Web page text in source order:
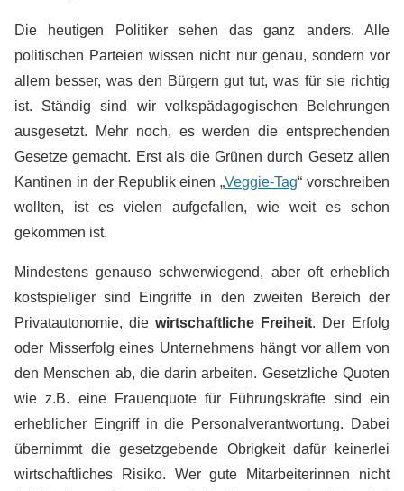
Die heutigen Politiker sehen das ganz anders. Alle
politischen Parteien wissen nicht nur genau, sondern vor
allem besser, was den Bürgern gut tut, was für sie richtig
ist. Ständig sind wir volkspädagogischen Belehrungen
ausgesetzt. Mehr noch, es werden die entsprechenden
Gesetze gemacht. Erst als die Grünen durch Gesetz allen
Kantinen in der Republik einen „Veggie-Tag“ vorschreiben
wollten, ist es vielen aufgefallen, wie weit es schon
gekommen ist.
Mindestens genauso schwerwiegend, aber oft erheblich
kostspieliger sind Eingriffe in den zweiten Bereich der
Privatautonomie, die wirtschaftliche Freiheit. Der Erfolg
oder Misserfolg eines Unternehmens hängt vor allem von
den Menschen ab, die darin arbeiten. Gesetzliche Quoten
wie z.B. eine Frauenquote für Führungskräfte sind ein
erheblicher Eingriff in die Personalverantwortung. Dabei
übernimmt die gesetzgebende Obrigkeit dafür keinerlei
wirtschaftliches Risiko. Wer gute Mitarbeiterinnen nicht